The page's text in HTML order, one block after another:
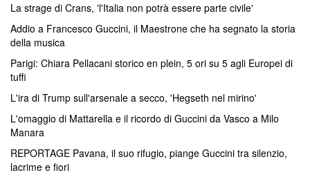
La strage di Crans, 'l'Italia non potrà essere parte civile'
Addio a Francesco Guccini, il Maestrone che ha segnato la storia
della musica
Parigi: Chiara Pellacani storico en plein, 5 ori su 5 agli Europei di
tuffi
L'ira di Trump sull'arsenale a secco, 'Hegseth nel mirino'
L'omaggio di Mattarella e il ricordo di Guccini da Vasco a Milo
Manara
REPORTAGE Pavana, il suo rifugio, piange Guccini tra silenzio,
lacrime e fiori